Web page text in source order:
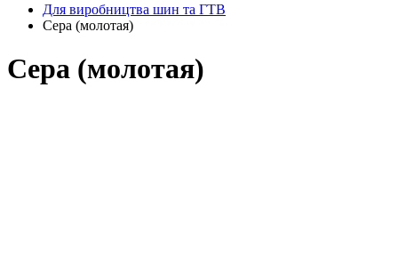
Для виробництва шин та ГТВ
Сера (молотая)
Сера (молотая)